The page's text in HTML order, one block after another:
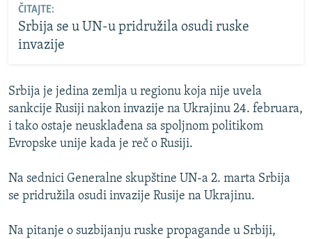
ČITAJTE:
Srbija se u UN-u pridružila osudi ruske
invazije
Srbija je jedina zemlja u regionu koja nije uvela
sankcije Rusiji nakon invazije na Ukrajinu 24. februara,
i tako ostaje neusklađena sa spoljnom politikom
Evropske unije kada je reč o Rusiji.
Na sednici Generalne skupštine UN-a 2. marta Srbija
se pridružila osudi invazije Rusije na Ukrajinu.
Na pitanje o suzbijanju ruske propagande u Srbiji,